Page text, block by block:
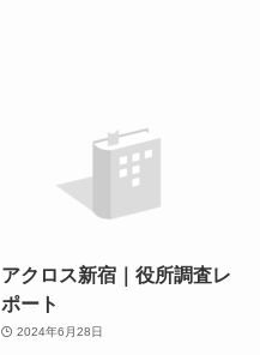
アクロス新宿｜役所調査レ
ポート
2024年6月28日